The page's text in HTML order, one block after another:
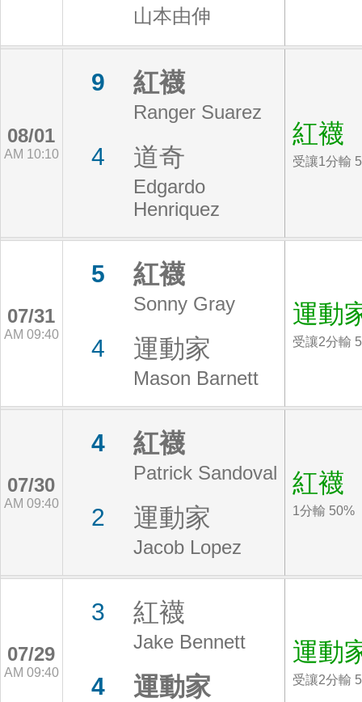
山本由伸
08/01
AM 10:10
9 紅襪
Ranger Suarez
4 道奇
Edgardo
Henriquez
紅襪
受讓1分輸
07/31
AM 09:40
5 紅襪
Sonny Gray
4 運動家
Mason Barnett
運動
受讓2分輸
07/30
AM 09:40
4 紅襪
Patrick Sandoval
2 運動家
Jacob Lopez
紅襪
1分輸 50%
07/29
AM 09:40
3 紅襪
Jake Bennett
4 運動家
運動
受讓2分輸